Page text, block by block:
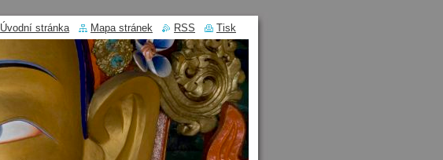
Úvodní stránka Mapa stránek RSS Tisk